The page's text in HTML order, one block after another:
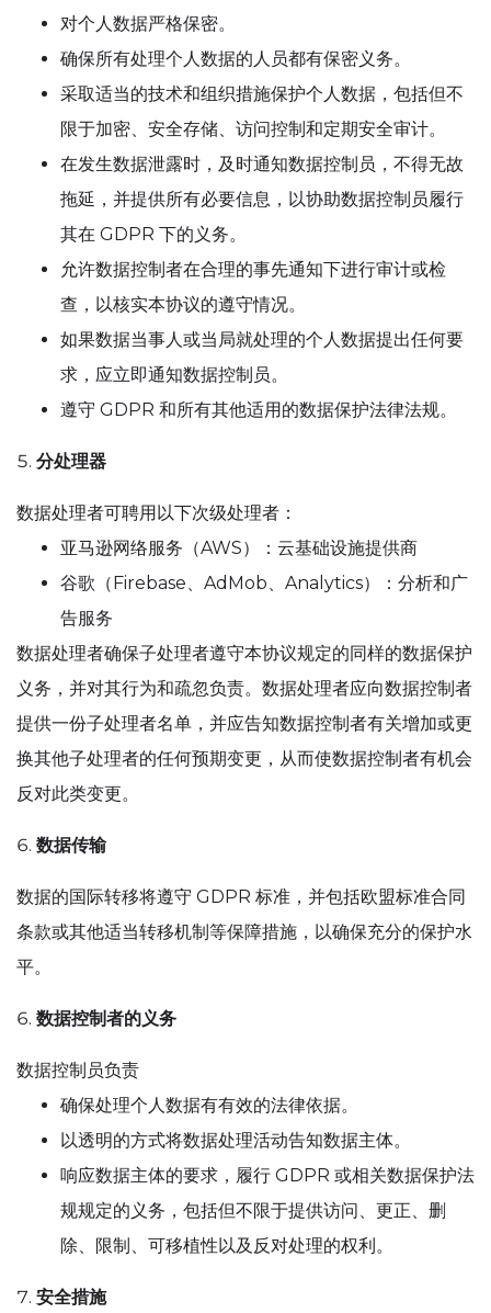
对个人数据严格保密。
确保所有处理个人数据的人员都有保密义务。
采取适当的技术和组织措施保护个人数据，包括但不
限于加密、安全存储、访问控制和定期安全审计。
在发生数据泄露时，及时通知数据控制员，不得无故
拖延，并提供所有必要信息，以协助数据控制员履行
其在 GDPR 下的义务。
允许数据控制者在合理的事先通知下进行审计或检
查，以核实本协议的遵守情况。
如果数据当事人或当局就处理的个人数据提出任何要
求，应立即通知数据控制员。
遵守 GDPR 和所有其他适用的数据保护法律法规。
分处理器
数据处理者可聘用以下次级处理者：
亚马逊网络服务（AWS）：云基础设施提供商
谷歌（Firebase、AdMob、Analytics）：分析和广
告服务
数据处理者确保子处理者遵守本协议规定的同样的数据保护
义务，并对其行为和疏忽负责。数据处理者应向数据控制者
提供一份子处理者名单，并应告知数据控制者有关增加或更
换其他子处理者的任何预期变更，从而使数据控制者有机会
反对此类变更。
数据传输
数据的国际转移将遵守 GDPR 标准，并包括欧盟标准合同
条款或其他适当转移机制等保障措施，以确保充分的保护水
平。
数据控制者的义务
数据控制员负责
确保处理个人数据有有效的法律依据。
以透明的方式将数据处理活动告知数据主体。
响应数据主体的要求，履行 GDPR 或相关数据保护法
规规定的义务，包括但不限于提供访问、更正、删
除、限制、可移植性以及反对处理的权利。
安全措施